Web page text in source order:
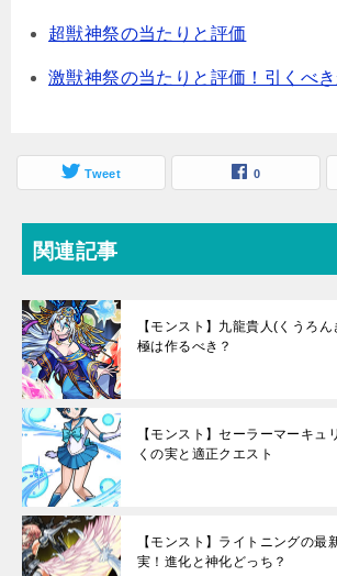
超獣神祭の当たりと評価
激獣神祭の当たりと評価！引くべき
Tweet 0
関連記事
【モンスト】九龍貴人(くうろ
極は作るべき？
【モンスト】セーラーマーキュ
くの実と適正クエスト
【モンスト】ライトニングの最
実！進化と神化どっち？